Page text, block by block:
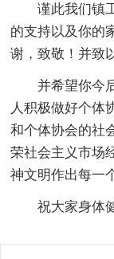
谨此我们镇
的支持以及你的
谢，致敬！并致
并希望你今
人积极做好个体
和个体协会的社
荣社会主义市场
神文明作出每一
祝大家身体